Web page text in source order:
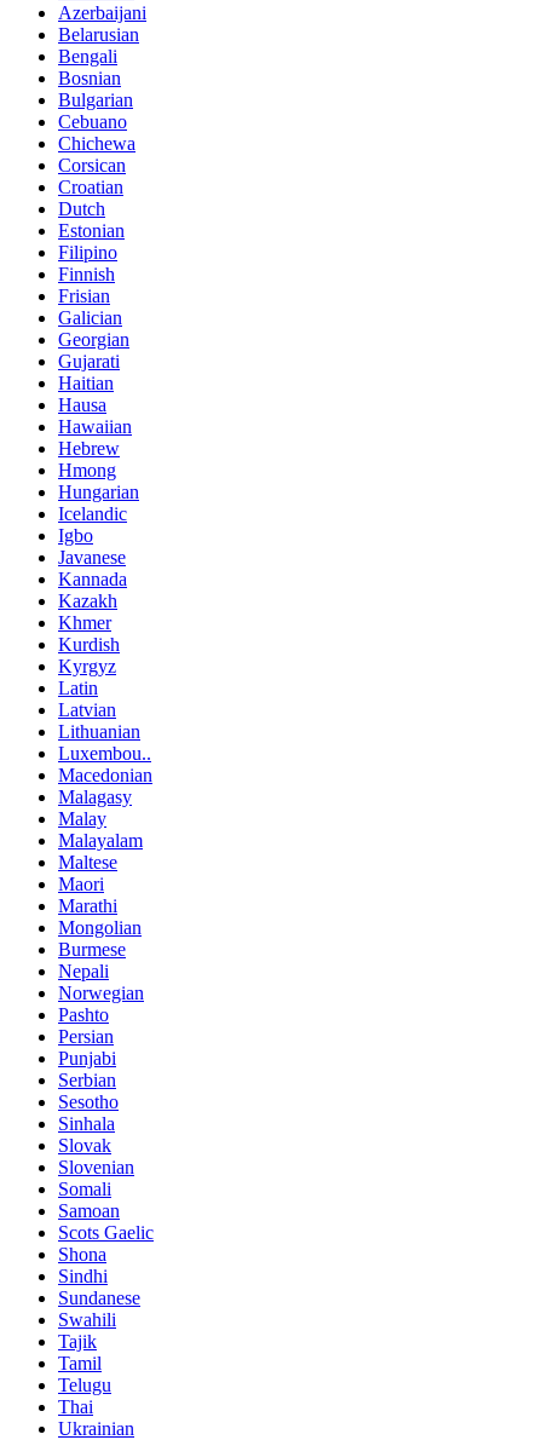
Azerbaijani
Belarusian
Bengali
Bosnian
Bulgarian
Cebuano
Chichewa
Corsican
Croatian
Dutch
Estonian
Filipino
Finnish
Frisian
Galician
Georgian
Gujarati
Haitian
Hausa
Hawaiian
Hebrew
Hmong
Hungarian
Icelandic
Igbo
Javanese
Kannada
Kazakh
Khmer
Kurdish
Kyrgyz
Latin
Latvian
Lithuanian
Luxembou..
Macedonian
Malagasy
Malay
Malayalam
Maltese
Maori
Marathi
Mongolian
Burmese
Nepali
Norwegian
Pashto
Persian
Punjabi
Serbian
Sesotho
Sinhala
Slovak
Slovenian
Somali
Samoan
Scots Gaelic
Shona
Sindhi
Sundanese
Swahili
Tajik
Tamil
Telugu
Thai
Ukrainian